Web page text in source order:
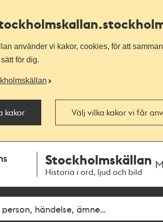
använder vi kakor, cookies, för att
för dig.
kakor Välj vilka kakor vi får
Stockholmskällan
Historia i ord, ljud och bild